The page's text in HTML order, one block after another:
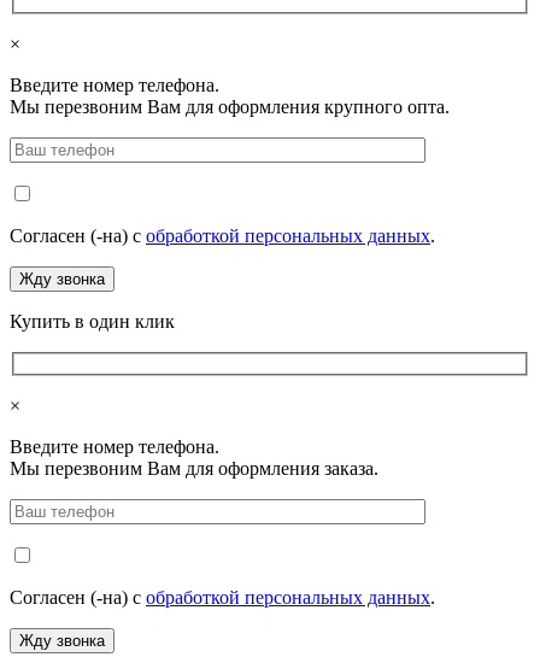
×
Введите номер телефона.
Мы перезвоним Вам для оформления крупного опта.
Согласен (-на) с обработкой персональных данных.
Купить в один клик
×
Введите номер телефона.
Мы перезвоним Вам для оформления заказа.
Согласен (-на) с обработкой персональных данных.